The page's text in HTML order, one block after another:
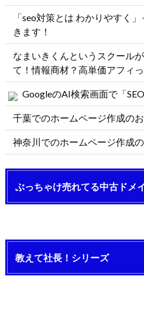
「seo対策とは わかりやすく
きます！
なまいきくんというスクール
て！情報商材？高単価アフィ
GoogleのAI検索画面で「
千葉でのホームページ作成の
神奈川でのホームページ作成
ぶっちゃけ売れてる中古ドメ
教えて社長！シリーズ